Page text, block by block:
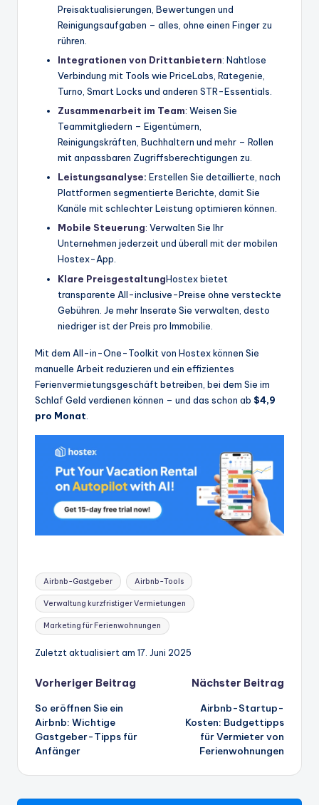
Preisaktualisierungen, Bewertungen und
Reinigungsaufgaben – alles, ohne einen Finger zu
rühren.
Integrationen von Drittanbietern: Nahtlose
Verbindung mit Tools wie PriceLabs, Rategenie,
Turno, Smart Locks und anderen STR-Essentials.
Zusammenarbeit im Team: Weisen Sie
Teammitgliedern – Eigentümern,
Reinigungskräften, Buchhaltern und mehr – Rollen
mit anpassbaren Zugriffsberechtigungen zu.
Leistungsanalyse: Erstellen Sie detaillierte, nach
Plattformen segmentierte Berichte, damit Sie
Kanäle mit schlechter Leistung optimieren können.
Mobile Steuerung: Verwalten Sie Ihr
Unternehmen jederzeit und überall mit der mobilen
Hostex-App.
Klare PreisgestaltungHostex bietet
transparente All-inclusive-Preise ohne versteckte
Gebühren. Je mehr Inserate Sie verwalten, desto
niedriger ist der Preis pro Immobilie.
Mit dem All-in-One-Toolkit von Hostex können Sie
manuelle Arbeit reduzieren und ein effizientes
Ferienvermietungsgeschäft betreiben, bei dem Sie im
Schlaf Geld verdienen können – und das schon ab $4,9
pro Monat
Stichworte:
Airbnb-Gastgeber Airbnb-Tools
Verwaltung kurzfristiger Vermietungen
Marketing für Ferienwohnungen
Zuletzt aktualisiert am 17. Juni 2025
Beitrags-
Navigation
Vorheriger Beitrag
So eröffnen Sie ein
Airbnb: Wichtige
Gastgeber-Tipps für
Anfänger
Nächster Beitrag
Airbnb-Startup-
Kosten: Budgettipps
für Vermieter von
Ferienwohnungen